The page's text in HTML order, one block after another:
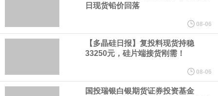
环保人士的反对声浪持续高涨，给这家美国科技巨头总规模 150 亿
欧股开盘涨跌不一，德国DAX指数跌0.29%，英国富时100指数涨
日现货铅价回落
08-06
【多晶硅日报】复投料现货持稳
33250元，硅片端接货刚需！
08-06
国投瑞银白银期货证券投资基金